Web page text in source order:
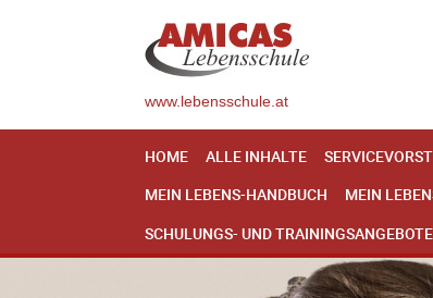
www.lebensschule.at
HOME ALLE INHALTE
MEIN LEBENS-HANDBUCH
MEIN
SCHULUNGS- UND TRAININGSANGEBOTE